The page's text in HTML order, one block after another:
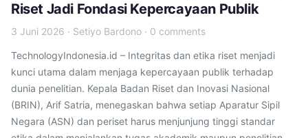
Riset Jadi Fondasi Kepercayaan Publik
3 Juni 2026 · Setiyo Bardono · 0 comments
TechnologyIndonesia.id – Integritas dan etika riset menjadi
kunci utama dalam menjaga kepercayaan publik terhadap
dunia penelitian. Kepala Badan Riset dan Inovasi Nasional
(BRIN), Arif Satria, menegaskan bahwa setiap Aparatur Sipil
Negara (ASN) dan periset harus menjunjung tinggi standar